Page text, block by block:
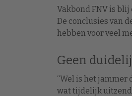
Vakbond FNV is blij
De conclusies van
hebben voor veel
Geen
“Wel is het jammer
wat tijdelijk